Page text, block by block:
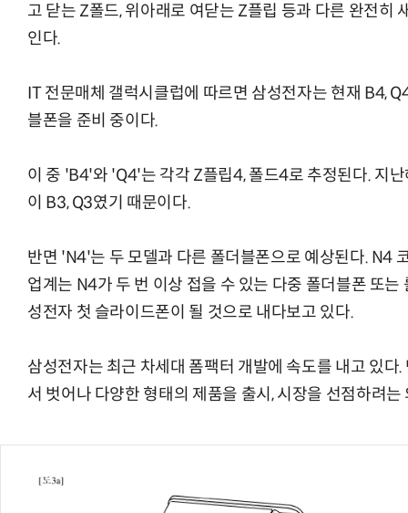
고 닫는 Z폴드, 위아래로 여닫는 Z플립 등과 다른 완전히
인다.
IT 전문매체 갤럭시클럽에 따르면 삼성전자는 현재 B4,
블폰을 준비 중이다.
이 중 'B4'와 'Q4'는 각각 Z플립4, 폴드4로 추정된다. 지
이 B3, Q3였기 때문이다.
반면 'N4'는 두 모델과 다른 폴더블폰으로 예상된다. N4
업계는 N4가 두 번 이상 접을 수 있는 다중 폴더블폰 또
성전자 첫 슬라이드폰이 될 것으로 내다보고 있다.
삼성전자는 최근 차세대 폼팩터 개발에 속도를 내고 있
서 벗어나 다양한 형태의 제품을 출시, 시장을 선점하려는